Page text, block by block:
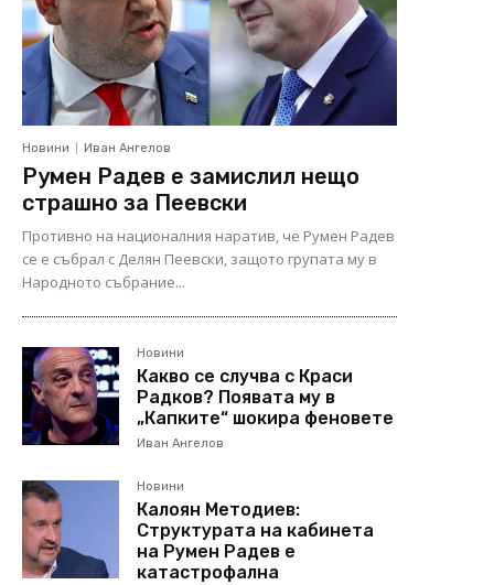
Новини Иван Ангелов
Румен Радев е замислил нещо
страшно за Пеевски
Противно на националния наратив, че Румен Радев
се е събрал с Делян Пеевски, защото групата му в
Народното събрание...
Новини
Какво се случва с Краси
Радков? Появата му в
„Капките“ шокира феновете
Иван Ангелов
Новини
Калоян Методиев:
Структурата на кабинета
на Румен Радев е
катастрофална